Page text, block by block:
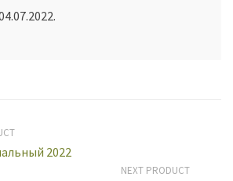
2022
NEXT PRODUCT